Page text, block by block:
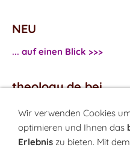
NEU
... auf einen Blick >>>
theology.de bei
...Facebook
...Twitter
Wir verwenden Cookies
optimieren und Ihnen das
Erlebnis zu bieten. Mit